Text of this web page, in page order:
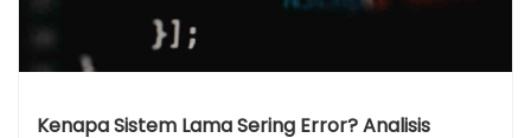
Kenapa Sistem Lama Sering Error? Analisis